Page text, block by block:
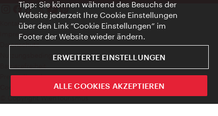
Kontakt
Impressum
Datenschutz
Nutzungsbedingungen
Presse-Kontakt
Cookie Einstellungen
© Copyright WienTourismus
Tipp: Sie können während des Besuchs der
Website jederzeit Ihre Cookie Einstellungen
über den Link “Cookie Einstellungen” im
Footer der Website wieder ändern.
ERWEITERTE EINSTELLUNGEN
ALLE COOKIES AKZEPTIEREN